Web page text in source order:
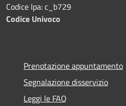
Codice Ipa: c_b729
Codice Univoco
Prenotazione appuntamento
Segnalazione disservizio
Leggi le FAQ